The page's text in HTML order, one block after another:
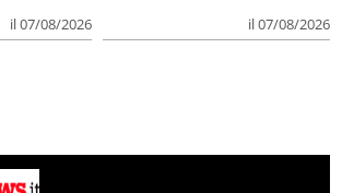
il 07/08/2026 il 07/08/2026